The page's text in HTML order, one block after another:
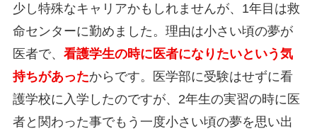
少し特殊なキャリアかもしれませんが、1年目は救
命センターに勤めました。理由は小さい頃の夢が
医者で、 看護学生の時に医者になりたいという気
持ちがあったからです。医学部に受験はせずに看
護学校に入学したのですが、2年生の実習の時に医
者と関わった事でもう一度小さい頃の夢を思い出